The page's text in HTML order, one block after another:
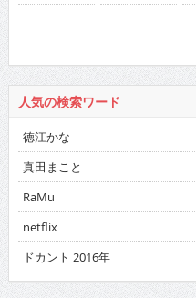
真田まこと
RaMu
netflix
ドカント 2016年
バックナンバー
2026:01 02
08
09 10 11